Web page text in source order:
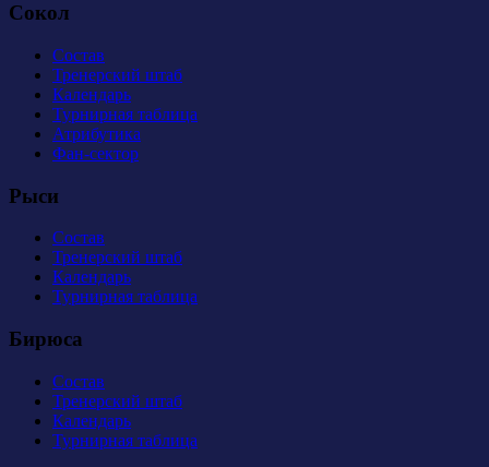
Сокол
Состав
Тренерский штаб
Календарь
Турнирная таблица
Атрибутика
Фан-сектор
Рыси
Состав
Тренерский штаб
Календарь
Турнирная таблица
Бирюса
Состав
Тренерский штаб
Календарь
Турнирная таблица